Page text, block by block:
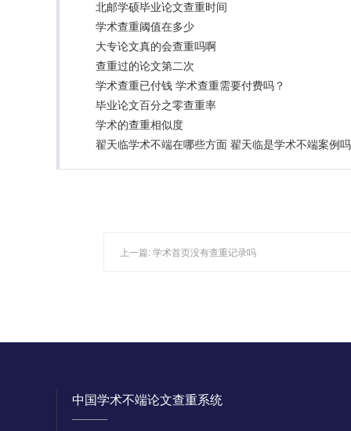
北邮学硕毕业论文查重时间
学术查重阈值在多少
大专论文真的会查重吗啊
查重过的论文第二次
学术查重已付钱 学术查重需要付费吗？
毕业论文百分之零查重率
学术的查重相似度
翟天临学术不端在哪些方面 翟天临是学术不端案例吗
上一篇: 学术首页没有查重记录吗
中国学术不端论文查重系统